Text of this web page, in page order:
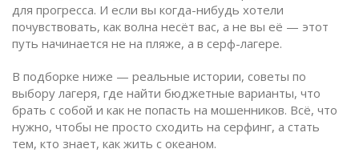
для прогресса. И если вы когда-нибудь хотели
почувствовать, как волна несёт вас, а не вы её — этот
путь начинается не на пляже, а в серф-лагере.
В подборке ниже — реальные истории, советы по
выбору лагеря, где найти бюджетные варианты, что
брать с собой и как не попасть на мошенников. Всё, что
нужно, чтобы не просто сходить на серфинг, а стать
тем, кто знает, как жить с океаном.